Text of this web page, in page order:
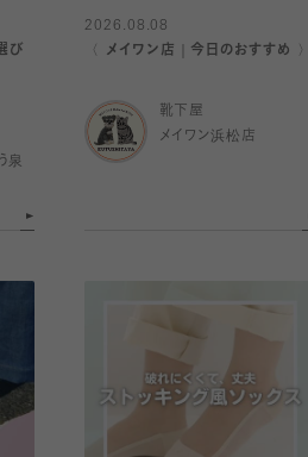
び
泉
2026.08.08
〈 メイワン店｜今日のおすすめ 〉
靴下屋
メイワン浜松店